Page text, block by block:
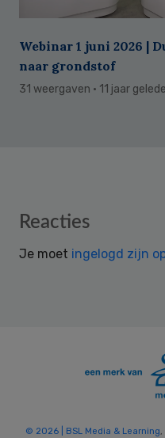
Webinar 1 juni 2026 |
naar grondstof
31 weergaven · 11 jaar
Reader
Reacties
Je moet ingelogd zijn
© 2026 | BSL Media & Learning